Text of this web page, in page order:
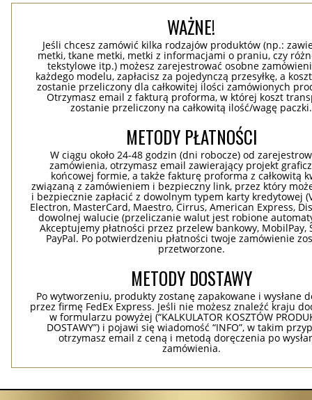
WAŻNE!
Jeśli chcesz zamówić kilka rodzajów produktów (np.:
metki, tkane metki, metki z informacjami o praniu, czy
tekstylowe itp.) możesz zarejestrować osobne
każdego modelu, zapłacisz za pojedynczą przesyłkę, a
zostanie przeliczony dla całkowitej ilości zamówionych
Otrzymasz email z fakturą proforma, w której koszt
zostanie przeliczony na całkowitą ilość/wagę paczki.
METODY PŁATNOŚCI
W ciągu około 24-48 godzin (dni robocze) od
zamówienia, otrzymasz email zawierający projekt
końcowej formie, a także fakturę proforma z całkowitą
związaną z zamówieniem i bezpieczny link, przez który
i bezpiecznie zapłacić z dowolnym typem karty kredytowej
Electron, MasterCard, Maestro, Cirrus, American Express,
dowolnej walucie (przeliczanie walut jest robione
Akceptujemy płatności przez przelew bankowy, MobilPay,
PayPal. Po potwierdzeniu płatności twoje zamówienie
przetworzone.
METODY DOSTAWY
Po wytworzeniu, produkty zostanę zapakowane i wysłane
przez firmę FedEx Express. Jeśli nie możesz znaleźć kraju
w formularzu powyżej (“KALKULATOR KOSZTÓW
DOSTAWY”) i pojawi się wiadomość “INFO”, w takim
otrzymasz email z ceną i metodą doręczenia po
zamówienia.